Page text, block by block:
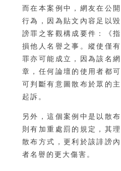
而在本案例中，網友在公
行為，因為貼文內容足以
謗罪之客觀構成要件：《
損他人名譽之事。縱使僅
罪亦可能成立，因為該名
章，任何論壇的使用者都
可判斷有意圖散布於眾的
起訴。
另外，這個案例中是以散
則有加重處罰的規定，其
散布方式，更利於該誹謗
者名譽的更大傷害。